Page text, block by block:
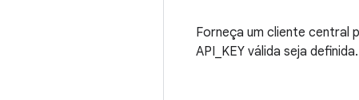
Forneça um cliente central
API_KEY válida seja definida.